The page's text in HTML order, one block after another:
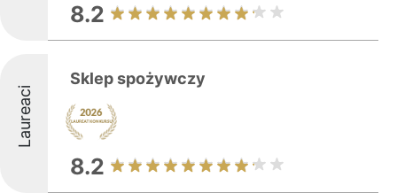
8.2
Laureaci
Sklep spożywczy
8.2